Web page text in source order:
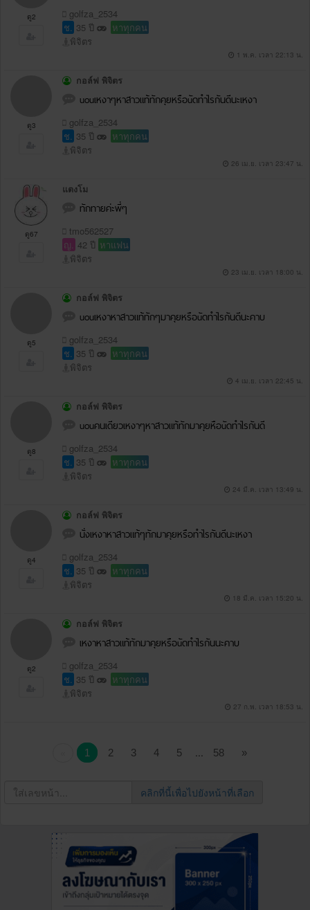
ดู2
golfza_2534
ช. 35 ปี
หาทุกคน
พิจิตร
1 พ.ค. เวลา 22:13 น.
ดู3
กอล์ฟ พิจิตร
uouเหงาๆหาสาวแท้ทักคุยหรือuัดทำไรกันดีนะเหงา
golfza_2534
ช. 35 ปี
หาทุกคน
พิจิตร
26 เม.ย. เวลา 23:47 น.
ดู67
แตงโม
ทักทายค่ะพี่ๆ
tmo562527
ญ. 42 ปี หาแฟน
พิจิตร
23 เม.ย. เวลา 18:00 น.
ดู5
กอล์ฟ พิจิตร
uouเหงาหาสาวแท้ทักๆมาคุยหรือuัดทำไรกันดีนะคาบ
golfza_2534
ช. 35 ปี
หาทุกคน
พิจิตร
4 เม.ย. เวลา 22:45 น.
ดู8
กอล์ฟ พิจิตร
uouคนเดียวเหงาๆหาสาวแท้ทักมาคุยหือuัดทำไรกันดี
golfza_2534
ช. 35 ปี
หาทุกคน
พิจิตร
24 มี.ค. เวลา 13:49 น.
ดู4
กอล์ฟ พิจิตร
นั่งเหงาหาสาวแท้ๆทักมาคุยหรือทำไรกันดีนะเหงา
golfza_2534
ช. 35 ปี
หาทุกคน
พิจิตร
18 มี.ค. เวลา 15:20 น.
ดู2
กอล์ฟ พิจิตร
เหงาหาสาวแท้ทักมาคุยหรือuัดทำไรกันนะคาบ
golfza_2534
ช. 35 ปี
หาทุกคน
พิจิตร
27 ก.พ. เวลา 18:53 น.
1 2 3 4 5 58 »
คลิกที่นี้เพื่อไปยังหน้าที่เลือก